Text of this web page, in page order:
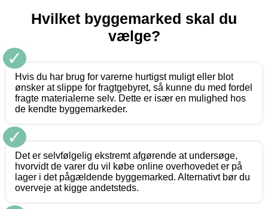
Hvilket byggemarked skal du
vælge?
✓
Hvis du har brug for varerne hurtigst muligt eller blot
ønsker at slippe for fragtgebyret, så kunne du med fordel
fragte materialerne selv. Dette er især en mulighed hos
de kendte byggemarkeder.
✓
Det er selvfølgelig ekstremt afgørende at undersøge,
hvorvidt de varer du vil købe online overhovedet er på
lager i det pågældende byggemarked. Alternativt bør du
overveje at kigge andetsteds.